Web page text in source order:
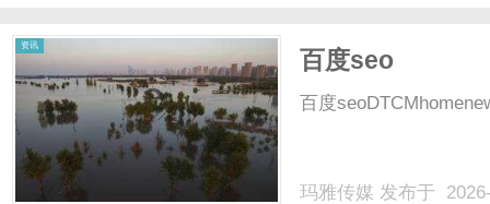
资讯
百度seo
百度
玛雅传媒 发布于